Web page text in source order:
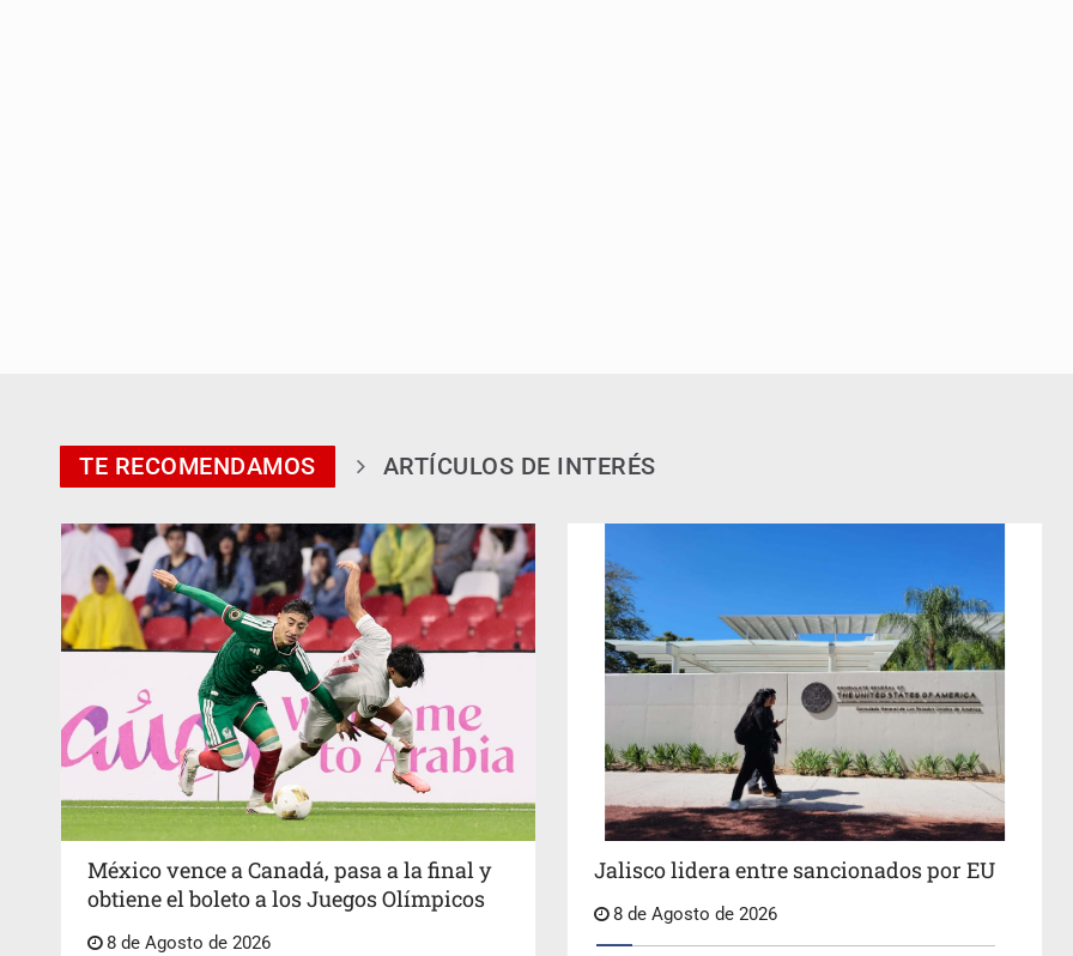
TE RECOMENDAMOS ARTÍCULOS DE INTERÉS
México vence a Canadá, pasa a la final y
obtiene el boleto a los Juegos Olímpicos
8 de Agosto de 2026
Jalisco lidera entre sancionados por EU
8 de Agosto de 2026